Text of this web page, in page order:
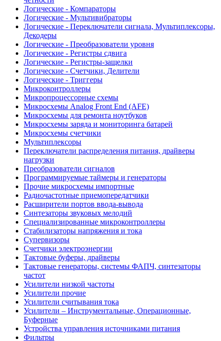
Логические - Компараторы
Логические - Мультивибраторы
Логические - Переключатели сигнала, Мультиплексоры,
Декодеры
Логические - Преобразователи уровня
Логические - Регистры сдвига
Логические - Регистры-защелки
Логические - Счетчики, Делители
Логические - Триггеры
Микроконтроллеры
Микропроцессорные схемы
Микросхемы Analog Front End (AFE)
Микросхемы для ремонта ноутбуков
Микросхемы заряда и мониторинга батарей
Микросхемы счетчики
Мультиплексоры
Переключатели распределения питания, драйверы
нагрузки
Преобразователи сигналов
Программируемые таймеры и генераторы
Прочие микросхемы импортные
Радиочастотные приемопередатчики
Расширители портов ввода-вывода
Синтезаторы звуковых мелодий
Специализированные микроконтроллеры
Стабилизаторы напряжения и тока
Супервизоры
Счетчики электроэнергии
Тактовые буферы, драйверы
Тактовые генераторы, системы ФАПЧ, синтезаторы
частот
Усилители низкой частоты
Усилители прочие
Усилители считывания тока
Усилители – Инструментальные, Операционные,
Буферные
Устройства управления источниками питания
Фильтры